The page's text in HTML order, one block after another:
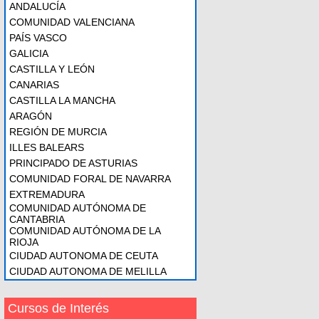
ANDALUCÍA
COMUNIDAD VALENCIANA
PAÍS VASCO
GALICIA
CASTILLA Y LEÓN
CANARIAS
CASTILLA LA MANCHA
ARAGÓN
REGIÓN DE MURCIA
ILLES BALEARS
PRINCIPADO DE ASTURIAS
COMUNIDAD FORAL DE NAVARRA
EXTREMADURA
COMUNIDAD AUTÓNOMA DE
CANTABRIA
COMUNIDAD AUTÓNOMA DE LA
RIOJA
CIUDAD AUTONOMA DE CEUTA
CIUDAD AUTONOMA DE MELILLA
Cursos de Interés